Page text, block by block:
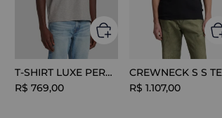
T-SHIRT LUXE PERFOR GREY MELANGE
R$ 769,00
R$ 1.107,00